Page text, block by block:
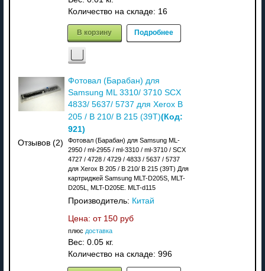
Количество на складе: 16
В корзину Подробнее
Отзывов (2)
Фотовал (Барабан) для
Samsung ML 3310/ 3710 SCX
4833/ 5637/ 5737 для Xerox B
205 / B 210/ B 215 (39T)(Код:
921)
Фотовал (Барабан) для Samsung ML-
2950 / ml-2955 / ml-3310 / ml-3710 / SCX
4727 / 4728 / 4729 / 4833 / 5637 / 5737
для Xerox B 205 / B 210/ B 215 (39T) Для
картриджей Samsung MLT-D205S, MLT-
D205L, MLT-D205E. MLT-d115
Производитель: Китай
Цена: от 150 руб
плюс доставка
Вес: 0.05 кг.
Количество на складе: 996